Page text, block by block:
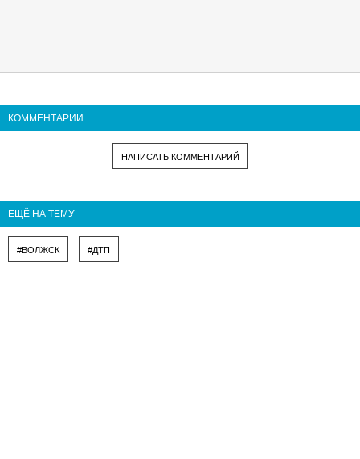
КОММЕНТАРИИ
НАПИСАТЬ КОММЕНТАРИЙ
ЕЩЁ НА ТЕМУ
#ВОЛЖСК #ДТП